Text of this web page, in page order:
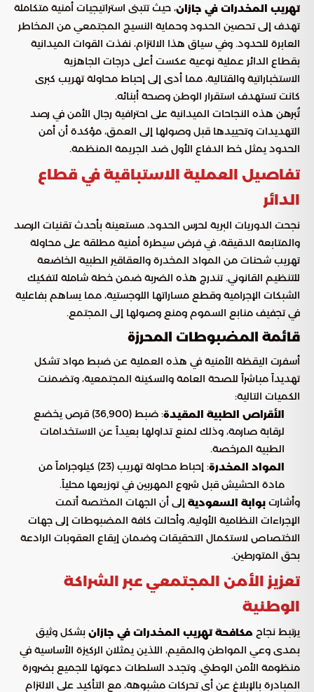
تهريب المخدرات في جازان، حيث تتبنى استراتيجيات أمنية متكاملة
تهدف إلى تحصين الحدود وحماية النسيج المجتمعي من المخاطر
العابرة للحدود. وفي سياق هذا الالتزام، نفذت القوات الميدانية
بقطاع الدائر عملية نوعية عكست أعلى درجات الجاهزية
الاستخباراتية والقتالية، مما أدى إلى إحباط محاولة تهريب كبرى
كانت تستهدف استقرار الوطن وصحة أبنائه.
تُبرهن هذه النجاحات الميدانية على احترافية رجال الأمن في رصد
التهديدات وتحييدها قبل وصولها إلى العمق، مؤكدة أن أمن
الحدود يمثل خط الدفاع الأول ضد الجريمة المنظمة.
تفاصيل العملية الاستباقية في قطاع
الدائر
نجحت الدوريات البرية لحرس الحدود، مستعينة بأحدث تقنيات الرصد
والمتابعة الدقيقة، في فرض سيطرة أمنية مطلقة على محاولة
تهريب شحنات من المواد المخدرة والعقاقير الطبية الخاضعة
للتنظيم القانوني. تندرج هذه الضربة ضمن خطة شاملة لتفكيك
الشبكات الإجرامية وقطع مساراتها اللوجستية، مما يساهم بفاعلية
في تجفيف منابع السموم ومنع وصولها إلى المجتمع.
قائمة المضبوطات المحرزة
أسفرت اليقظة الأمنية في هذه العملية عن ضبط مواد تشكل
تهديداً مباشراً للصحة العامة والسكينة المجتمعية، وتضمنت
الكميات التالية:
الأقراص الطبية المقيدة
: ضبط (36,900) قرص يخضع
لرقابة صارمة، وذلك لمنع تداولها بعيداً عن الاستخدامات
الطبية المرخصة.
المواد المخدرة
: إحباط محاولة تهريب (23) كيلوجراماً من
مادة الحشيش قبل شروع المهربين في توزيعها محلياً.
وأشارت بوابة السعودية إلى أن الجهات المختصة أتمت
الإجراءات النظامية الأولية، وأحالت كافة المضبوطات إلى جهات
الاختصاص لاستكمال التحقيقات وضمان إيقاع العقوبات الرادعة
بحق المتورطين.
تعزيز الأمن المجتمعي عبر الشراكة
الوطنية
يرتبط نجاح مكافحة تهريب المخدرات في جازان بشكل وثيق
بمدى وعي المواطن والمقيم، اللذين يمثلان الركيزة الأساسية في
منظومة الأمن الوطني. وتجدد السلطات دعوتها للجميع بضرورة
المبادرة بالإبلاغ عن أي تحركات مشبوهة، مع التأكيد على الالتزام